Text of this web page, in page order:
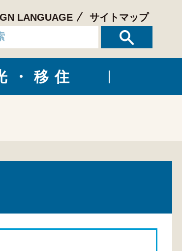
LANGUAGE サイトマップ
・移住